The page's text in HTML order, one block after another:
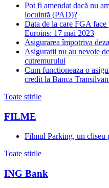
Pot fi amendat dacă nu
locuință (PAD)?
Data de la care FGA
Euroins: 17 mai 2023
Asigurarea împotriva
Asiguratii nu au nevoie
cutremurului
Cum functioneaza o
credit la Banca
Toate stirile
FILME
Filmul Parking, un cliseu
Toate stirile
ING Bank